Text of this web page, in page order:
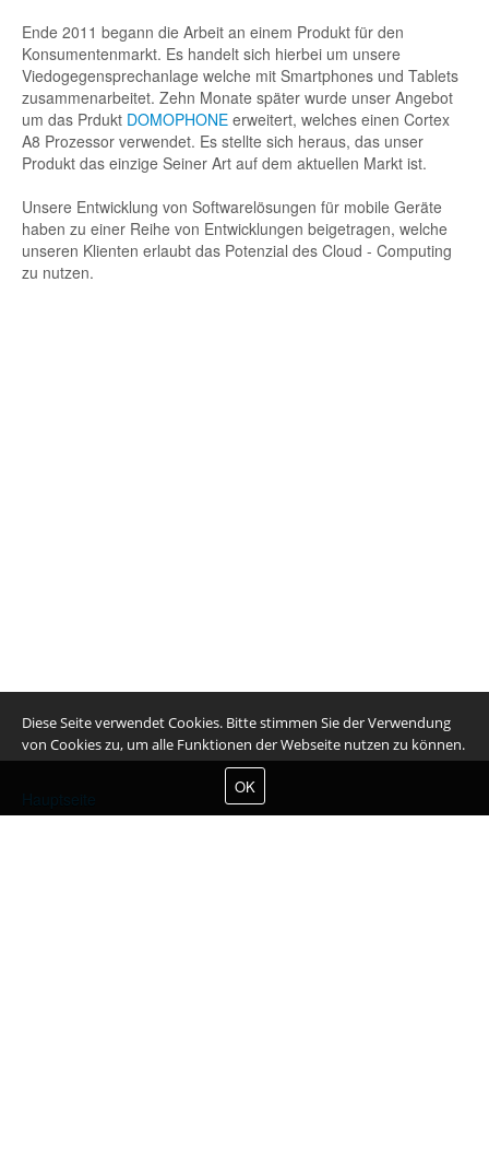
Ende 2011 begann die Arbeit an einem Produkt für den
Konsumentenmarkt. Es handelt sich hierbei um unsere
Viedogegensprechanlage welche mit Smartphones und Tablets
zusammenarbeitet. Zehn Monate später wurde unser Angebot
um das Prdukt DOMOPHONE erweitert, welches einen Cortex
A8 Prozessor verwendet. Es stellte sich heraus, das unser
Produkt das einzige Seiner Art auf dem aktuellen Markt ist.
Unsere Entwicklung von Softwarelösungen für mobile Geräte
haben zu einer Reihe von Entwicklungen beigetragen, welche
unseren Klienten erlaubt das Potenzial des Cloud - Computing
zu nutzen.
Hauptseite
Diese Seite verwendet Cookies. Bitte stimmen Sie der Verwendung
von Cookies zu, um alle Funktionen der Webseite nutzen zu können.
OK